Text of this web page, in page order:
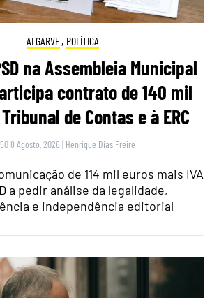
ALGARVE, POLÍTICA
na Assembleia Municipal
contrato de 140 mil
de Contas e à ERC
8 Agosto, 2026 | Henrique Dias Freire
de 114 mil euros mais IVA
a pedir análise da legalidade,
e independência editorial